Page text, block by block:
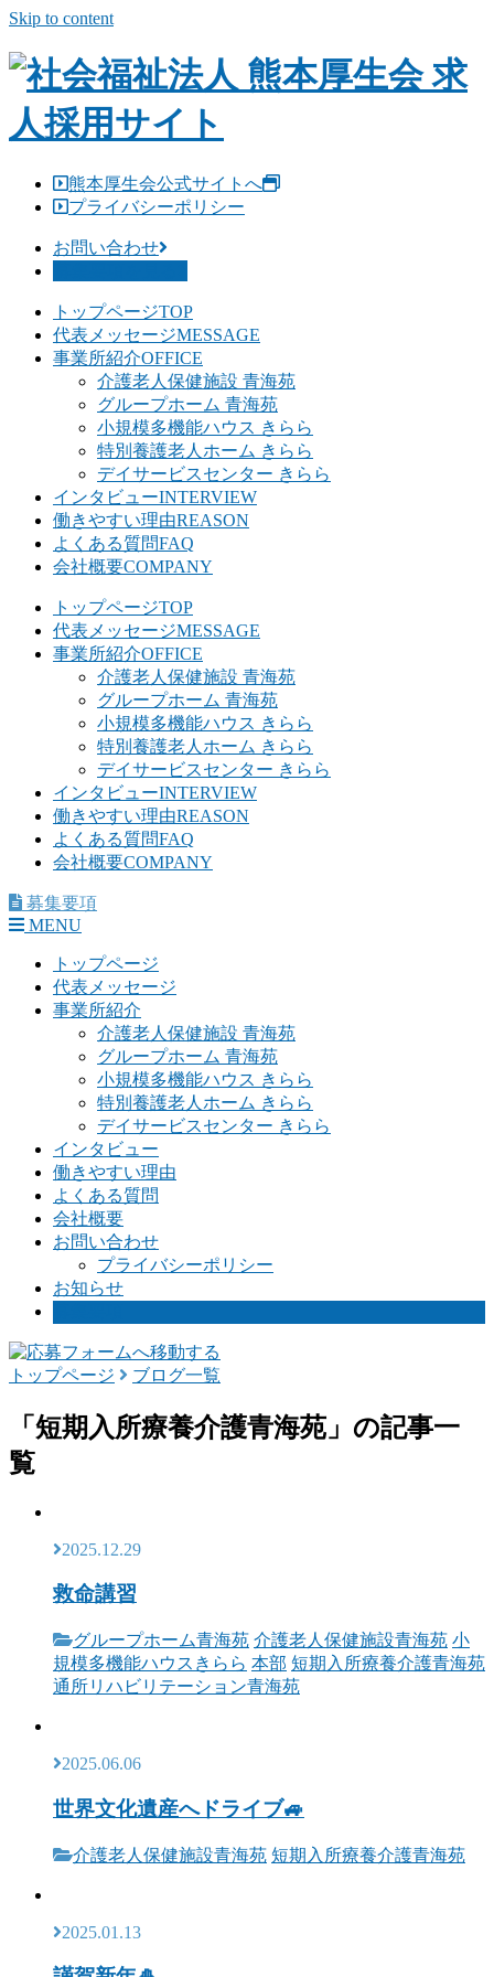
Skip to content
熊本厚生会公式サイトへ
プライバシーポリシー
お問い合わせ
トップページTOP
代表メッセージMESSAGE
事業所紹介OFFICE
介護老人保健施設 青海苑
グループホーム 青海苑
小規模多機能ハウス きらら
特別養護老人ホーム きらら
デイサービスセンター きらら
インタビューINTERVIEW
働きやすい理由REASON
よくある質問FAQ
会社概要COMPANY
トップページTOP
代表メッセージMESSAGE
事業所紹介OFFICE
介護老人保健施設 青海苑
グループホーム 青海苑
小規模多機能ハウス きらら
特別養護老人ホーム きらら
デイサービスセンター きらら
インタビューINTERVIEW
働きやすい理由REASON
よくある質問FAQ
会社概要COMPANY
募集要項
MENU
トップページ
代表メッセージ
事業所紹介
介護老人保健施設 青海苑
グループホーム 青海苑
小規模多機能ハウス きらら
特別養護老人ホーム きらら
デイサービスセンター きらら
インタビュー
働きやすい理由
よくある質問
会社概要
お問い合わせ
プライバシーポリシー
お知らせ
トップページ ブログ一覧
「短期入所療養介護青海苑」の記事一
覧
2025.12.29
救命講習
グループホーム青海苑 介護老人保健施設青海苑 小
規模多機能ハウスきらら 本部 短期入所療養介護青海苑
通所リハビリテーション青海苑
2025.06.06
世界文化遺産へドライブ🚙
介護老人保健施設青海苑 短期入所療養介護青海苑
2025.01.13